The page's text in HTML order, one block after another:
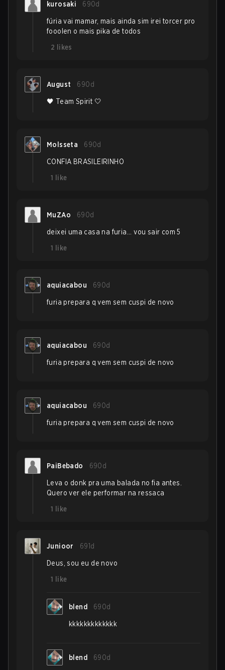
kurosaki 690d
fúria vai mamar, mais ainda sim irei torcer pro
fooolen o mais pika de todos
2
likes
August 690d
🖤 Team Spirit 🤍
Molsseta 690d
CONFIA BRASILEIRINHO
1
like
MuZAo 690d
deixei uma casa na furia... vou sair com 5
1
like
aquiacabou 690d
furia prepara q vem sem cuspi de novo
aquiacabou 690d
furia prepara q vem sem cuspi de novo
aquiacabou 690d
furia prepara q vem sem cuspi de novo
PaiBebado 690d
Leva o donk pra uma balada no fia antes.
Quero ver ele performar na ressaca
1
like
Junioor 691d
Deus, sou eu de novo
1
like
blend 690d
kkkkkkkkkkkkk
blend 690d